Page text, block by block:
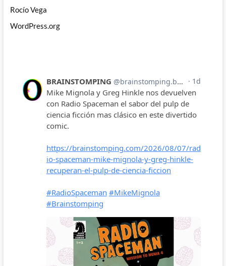
Rocío Vega
WordPress.org